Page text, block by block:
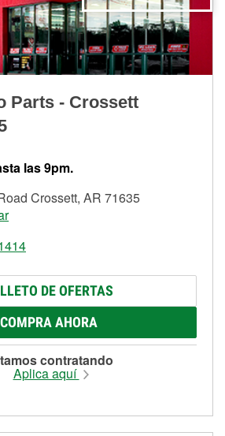
Parts - Crossett
las 9pm.
Crossett, AR 71635
DE OFERTAS
COMPRA AHORA
contratando
Aplica aquí